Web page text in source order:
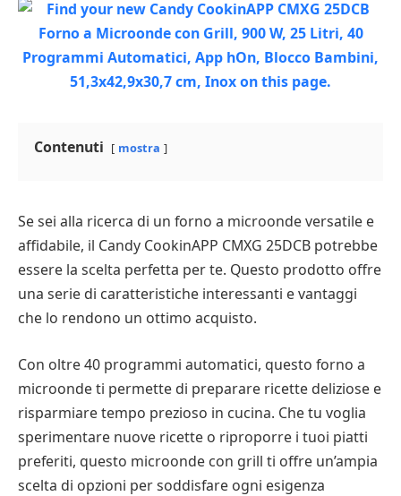
Contenuti mostra
Se sei alla ricerca di un forno a microonde versatile e
affidabile, il Candy CookinAPP CMXG 25DCB potrebbe
essere la scelta perfetta per te. Questo prodotto offre
una serie di caratteristiche interessanti e vantaggi
che lo rendono un ottimo acquisto.
Con oltre 40 programmi automatici, questo forno a
microonde ti permette di preparare ricette deliziose e
risparmiare tempo prezioso in cucina. Che tu voglia
sperimentare nuove ricette o riproporre i tuoi piatti
preferiti, questo microonde con grill ti offre un’ampia
scelta di opzioni per soddisfare ogni esigenza